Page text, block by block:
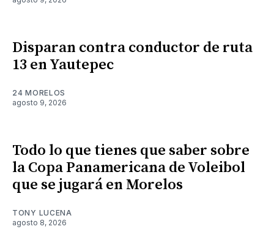
Disparan contra conductor de ruta
13 en Yautepec
24 MORELOS
agosto 9, 2026
Todo lo que tienes que saber sobre
la Copa Panamericana de Voleibol
que se jugará en Morelos
TONY LUCENA
agosto 8, 2026